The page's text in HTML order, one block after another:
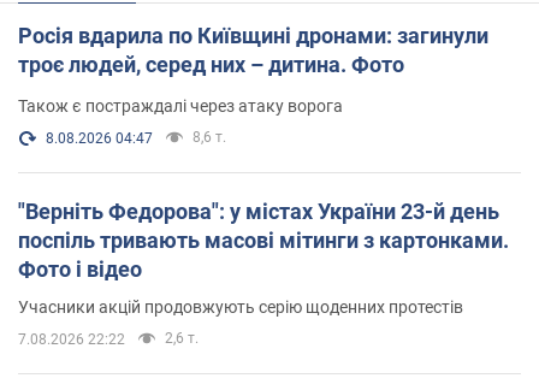
Росія вдарила по Київщині дронами: загинули
троє людей, серед них – дитина. Фото
Також є постраждалі через атаку ворога
8.08.2026 04:47 8,6 т.
"Верніть Федорова": у містах України 23-й день
поспіль тривають масові мітинги з картонками.
Фото і відео
Учасники акцій продовжують серію щоденних протестів
7.08.2026 22:22 2,6 т.